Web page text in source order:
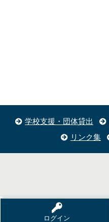
ログイン
学校支援・団体貸出
リンク集